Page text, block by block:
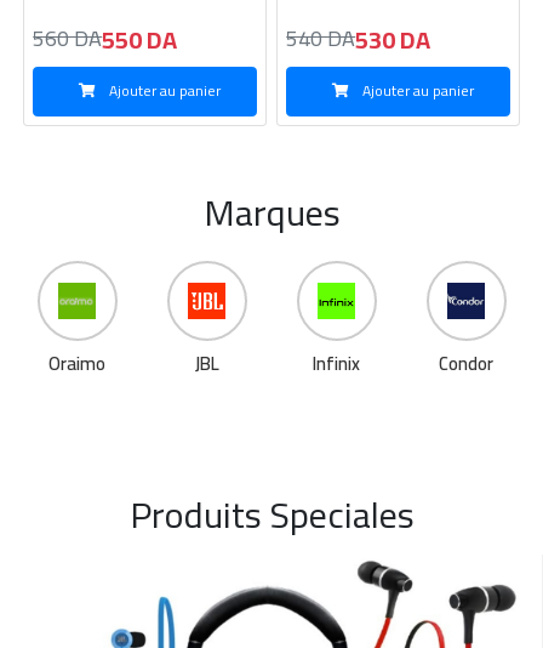
540 DA530 DA
Ajouter au panier
590 DA580 DA
Ajouter au panier
Marques
JBL Infinix Condor Huawei
Produits Speciales